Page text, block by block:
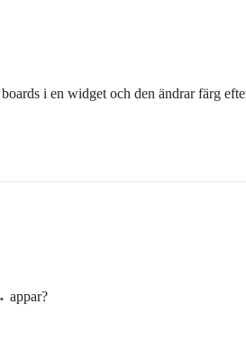
i en widget och den ändrar färg
appar?